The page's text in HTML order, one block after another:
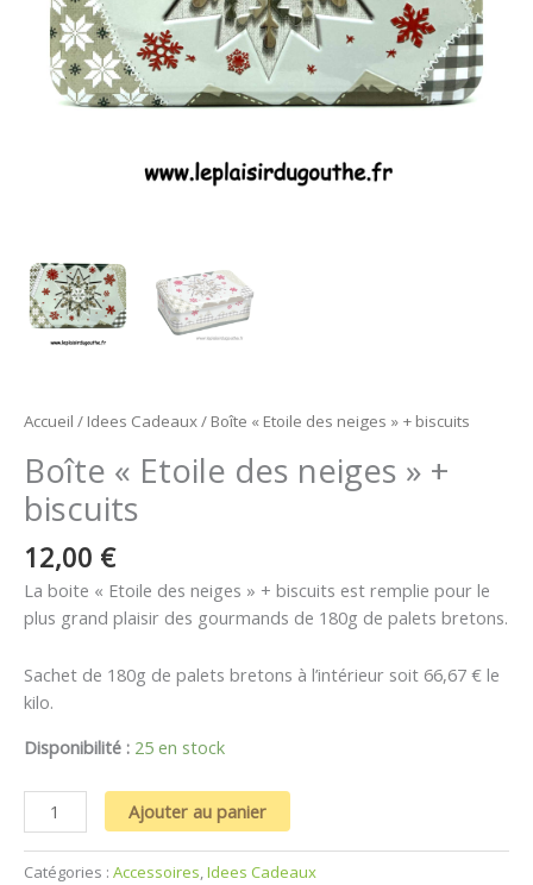
Accueil / Idees Cadeaux/ Boîte « Etoile des neiges » + biscuits
Boîte « Etoile des neiges » +
biscuits
12,00 €
La boite « Etoile des neiges » + biscuits est remplie pour le
plus grand plaisir des gourmands de 180g de palets bretons.
Sachet de 180g de palets bretons à l’intérieur soit 66,67 € le
kilo.
Disponibilité : 25 en stock
Ajouter au panier
Catégories : Accessoires,Idees Cadeaux